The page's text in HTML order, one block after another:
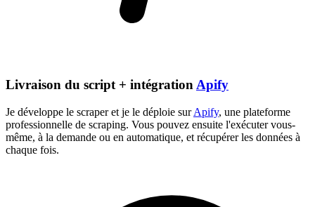
Livraison du script + intégration Apify
Je développe le scraper et je le déploie surApify, une plateforme
professionnelle de scraping. Vous pouvez ensuite l'exécuter vous-
même, à la demande ou en automatique, et récupérer les données à
chaque fois.